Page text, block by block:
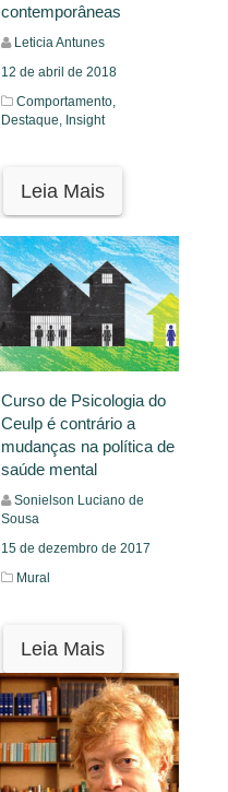
contemporâneas
Leticia Antunes
12 de abril de 2018
Comportamento,
Destaque, Insight
Leia Mais
Curso de Psicologia do
Ceulp é contrário a
mudanças na política de
saúde mental
Sonielson Luciano de
Sousa
15 de dezembro de 2017
Mural
Leia Mais